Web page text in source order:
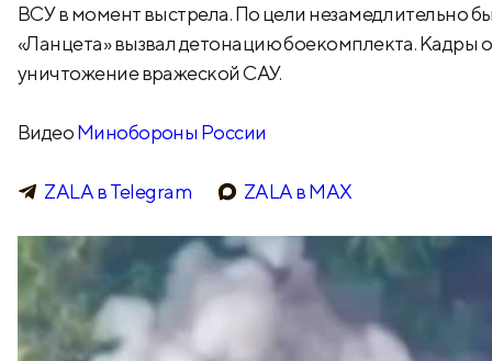
ВСУ в момент выстрела. По цели незамедлительно
«Ланцета» вызвал детонацию боекомплекта. Кадры
уничтожение вражеской САУ.
ВидеоМинобороны России
ZALA в Telegram ZALA в МАХ